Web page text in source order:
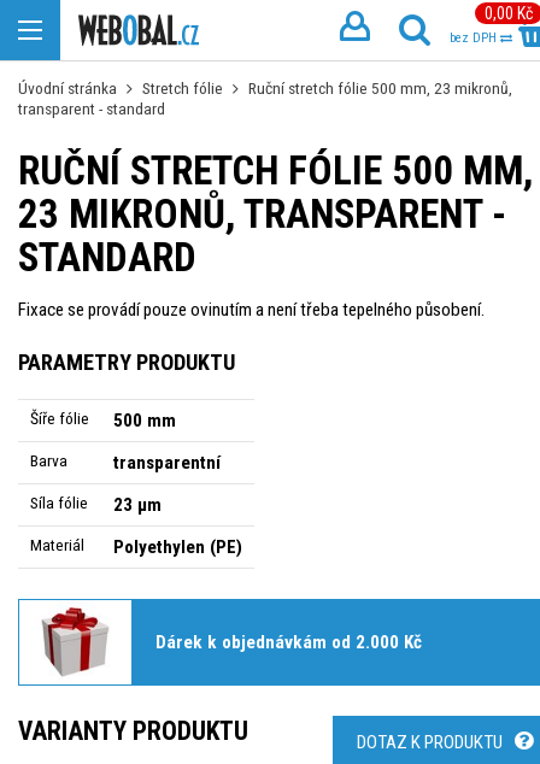
0,00 Kč
bez DPH
Úvodní stránka Stretch fólie
Ruční stretch fólie 500 mm, 23 mikronů,
transparent - standard
RUČNÍ STRETCH FÓLIE 500 MM,
23 MIKRONŮ, TRANSPARENT -
STANDARD
Fixace se provádí pouze ovinutím a není třeba tepelného působení.
PARAMETRY PRODUKTU
Šíře fólie 500 mm
Barva transparentní
Síla fólie 23 µm
Materiál Polyethylen (PE)
Dárek k objednávkám od 2.000 Kč
VARIANTY PRODUKTU
DOTAZ K PRODUKTU